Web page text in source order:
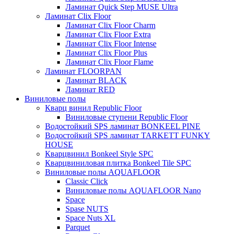
Ламинат Quick Step MUSE Ultra
Ламинат Clix Floor
Ламинат Clix Floor Charm
Ламинат Clix Floor Extra
Ламинат Clix Floor Intense
Ламинат Clix Floor Plus
Ламинат Clix Floor Flame
Ламинат FLOORPAN
Ламинат BLACK
Ламинат RED
Виниловые полы
Кварц винил Republic Floor
Виниловые ступени Republic Floor
Водостойкий SPS ламинат BONKEEL PINE
Водостойкий SPS ламинат TARKETT FUNKY
HOUSE
Кварцвинил Bonkeel Style SPC
Кварцвиниловая плитка Bonkeel Tile SPC
Виниловые полы AQUAFLOOR
Classic Click
Виниловые полы AQUAFLOOR Nano
Space
Spase NUTS
Space Nuts XL
Parquet